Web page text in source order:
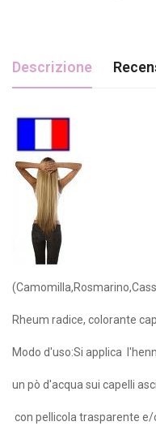
Descrizione
Rheum radice, colorante
Modo d'uso:Si applica
un pò d'acqua sui capelli
con pellicola trasparente